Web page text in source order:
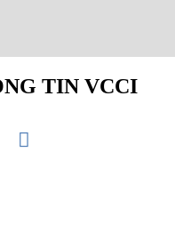
TIN VCCI